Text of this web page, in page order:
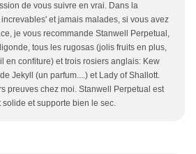
de vous suivre en vrai. Dans la
et jamais malades, si vous avez
je vous recommande Stanwell Perpetual,
tous les rugosas (jolis fruits en plus,
en confiture) et trois rosiers anglais: Kew
Jekyll (un parfum....) et Lady of Shallott.
preuves chez moi. Stanwell Perpetual est
et supporte bien le sec.